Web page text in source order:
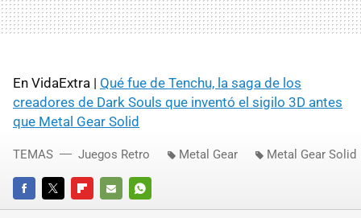
En VidaExtra | Qué fue de Tenchu, la saga de los
creadores de Dark Souls que inventó el sigilo 3D antes
que Metal Gear Solid
FACEBOOKTWITTERFLIPBOARD
E-
WHATSAPP
TEMAS Juegos Retro Metal Gear Metal Gear Solid